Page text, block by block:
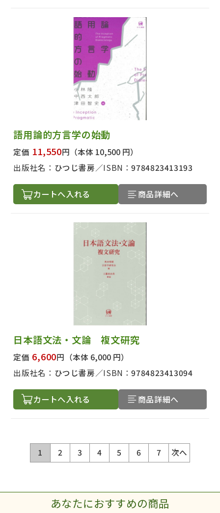
語用論的方言学の始動
定価 11,550円 （本体 10,500 円）
出版社名： ひつじ書房 ISBN：9784823413193
カートへ入れる 商品詳細へ
日本語文法・文論 複文研究
定価 6,600円 （本体 6,000 円）
出版社名： ひつじ書房 ISBN：9784823413094
カートへ入れる 商品詳細へ
1 2 3 4 5 6 7 次へ
あなたにおすすめの商品